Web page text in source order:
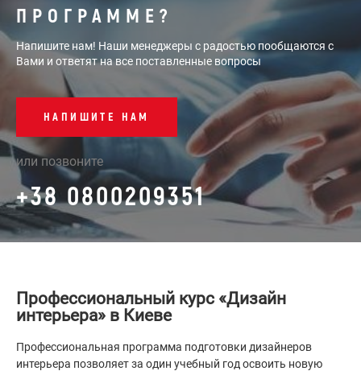
ПРОГРАММЕ?
Напишите нам! Наши менеджеры с радостью пообщаются с
Вами и ответят на все поставленные вопросы
НАПИШИТЕ НАМ
или позвоните
+38 0800209351
Профессиональный курс «Дизайн
интерьера» в Киеве
Профессиональная программа подготовки дизайнеров
интерьера позволяет за один учебный год освоить новую